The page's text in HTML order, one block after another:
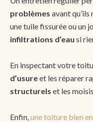
problèmes avant qu’ils
une tuile fissurée ou un
infiltrations d’eau si
En inspectant votre
d’usureet les réparer
structurels et les
Enfin, une toiture bien